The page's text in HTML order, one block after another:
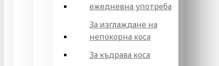
ежедневна употреба
За изглаждане на
непокорна коса
За къдрава коса